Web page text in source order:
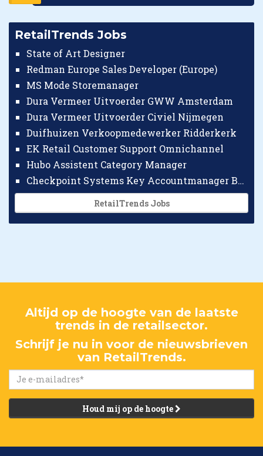
RetailTrends Jobs
State of Art Designer
Redman Europe Sales Developer (Europe)
MS Mode Storemanager
Dura Vermeer Uitvoerder GWW Amsterdam
Dura Vermeer Uitvoerder Civiel Nijmegen
Duifhuizen Verkoopmedewerker Ridderkerk
EK Retail Customer Support Omnichannel
Hubo Assistent Category Manager
Checkpoint Systems Key Accountmanager Benelux
RetailTrends Jobs
Altijd op de hoogte van de laatste
trends in de retailsector.
Schrijf je nu in voor de nieuwsbrieven
van RetailTrends.
Houd mij op de hoogte